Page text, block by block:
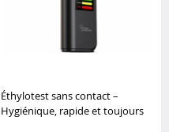
Éthylotest sans contact –
Hygiénique, rapide et toujours